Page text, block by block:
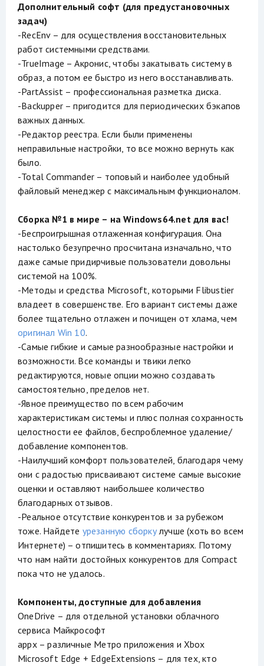
Дополнительный софт (для предустановочных
задач)
-RecEnv – для осуществления восстановительных
работ системными средствами.
-TrueImage – Акронис, чтобы закатывать систему в
образ, а потом ее быстро из него восстанавливать.
-PartAssist – профессиональная разметка диска.
-Backupper – пригодится для периодических бэкапов
важных данных.
-Редактор реестра. Если были применены
неправильные настройки, то все можно вернуть как
было.
-Total Commander – топовый и наиболее удобный
файловый менеджер с максимальным функционалом.
Сборка №1 в мире – на Windows64.net для вас!
-Беспроигрышная отлаженная конфигурация. Она
настолько безупречно просчитана изначально, что
даже самые придирчивые пользователи довольны
системой на 100%.
-Методы и средства Microsoft, которыми Flibustier
владеет в совершенстве. Его вариант системы даже
более тщательно отлажен и почищен от хлама, чем
оригинал Win 10.
-Самые гибкие и самые разнообразные настройки и
возможности. Все команды и твики легко
редактируются, новые опции можно создавать
самостоятельно, пределов нет.
-Явное преимущество по всем рабочим
характеристикам системы и плюс полная сохранность
целостности ее файлов, беспроблемное удаление/
добавление компонентов.
-Наилучший комфорт пользователей, благодаря чему
они с радостью присваивают системе самые высокие
оценки и оставляют наибольшее количество
благодарных отзывов.
-Реальное отсутствие конкурентов и за рубежом
тоже. Найдете урезанную сборкулучше (хоть во всем
Интернете) – отпишитесь в комментариях. Потому
что нам найти достойных конкурентов для Compact
пока что не удалось.
Компоненты, доступные для добавления
OneDrive – для отдельной установки облачного
сервиса Майкрософт
appx – различные Метро приложения и Xbox
Microsoft Edge + EdgeExtensions – для тех, кто